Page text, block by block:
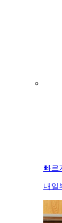
빠르
내일